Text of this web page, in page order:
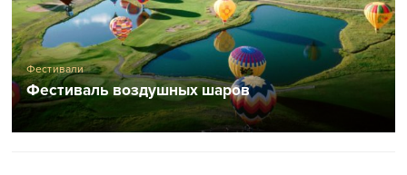
Фестивали
Фестиваль воздушных шаров